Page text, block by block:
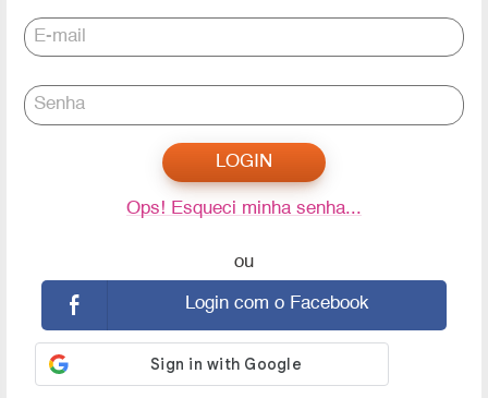
E-mail
Senha
Ops! Esqueci minha senha...
ou
Login com o Facebook